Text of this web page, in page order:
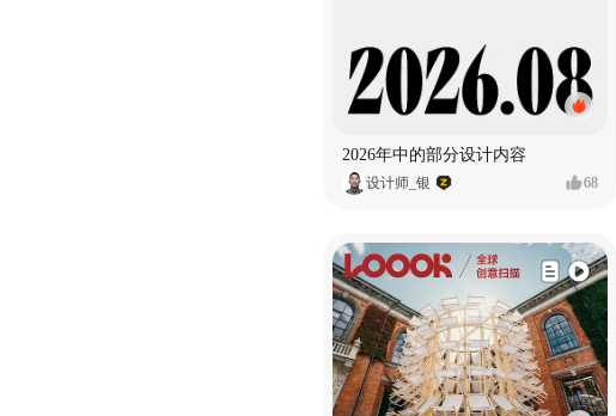
2026年中的部分设计内容
设计师_银 68